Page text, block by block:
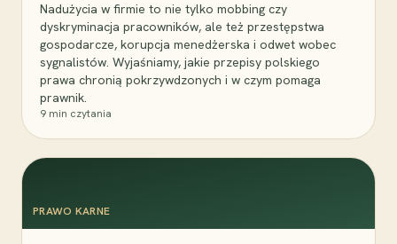
Nadużycia w firmie to nie tylko mobbing czy
dyskryminacja pracowników, ale też przestępstwa
gospodarcze, korupcja menedżerska i odwet wobec
sygnalistów. Wyjaśniamy, jakie przepisy polskiego
prawa chronią pokrzywdzonych i w czym pomaga
prawnik.
9 min czytania
PRAWO KARNE